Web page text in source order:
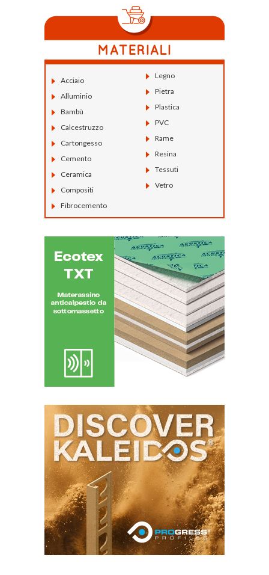
Acciaio
Alluminio
Bambù
Calcestruzzo
Cartongesso
Cemento
Ceramica
Compositi
Fibrocemento
Legno
Pietra
Plastica
PVC
Rame
Resina
Tessuti
Vetro